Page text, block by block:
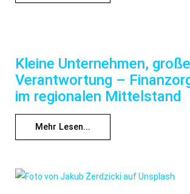
Kleine Unternehmen, große
Verantwortung –
im regionalen Mittelstand
Mehr Lesen...